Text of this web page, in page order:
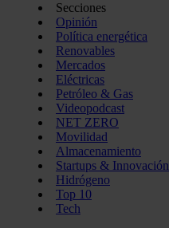
Secciones
Opinión
Política energética
Renovables
Mercados
Eléctricas
Petróleo & Gas
Videopodcast
NET ZERO
Movilidad
Almacenamiento
Startups & Innovación
Hidrógeno
Top 10
Tech